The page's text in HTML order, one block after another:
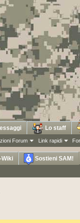
Forum Link rapidi
Lo staff
Wiki Sostieni SAM!